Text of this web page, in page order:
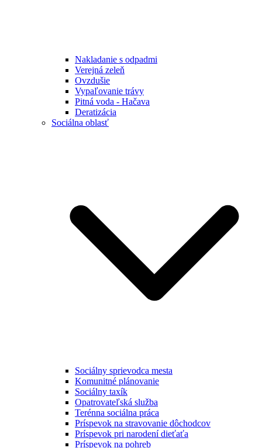
Nakladanie s odpadmi
Verejná zeleň
Ovzdušie
Vypaľovanie trávy
Pitná voda - Hačava
Deratizácia
Sociálna oblasť
Sociálny sprievodca mesta
Komunitné plánovanie
Sociálny taxík
Opatrovateľská služba
Terénna sociálna práca
Príspevok na stravovanie dôchodcov
Príspevok pri narodení dieťaťa
Príspevok na pohreb